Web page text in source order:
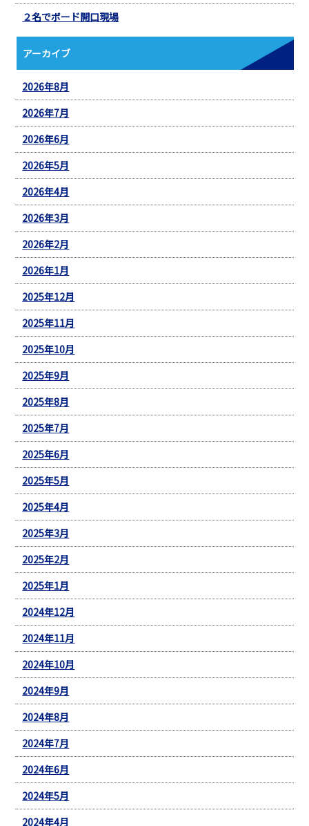
２名でボード開口現場
アーカイブ
2026年8月
2026年7月
2026年6月
2026年5月
2026年4月
2026年3月
2026年2月
2026年1月
2025年12月
2025年11月
2025年10月
2025年9月
2025年8月
2025年7月
2025年6月
2025年5月
2025年4月
2025年3月
2025年2月
2025年1月
2024年12月
2024年11月
2024年10月
2024年9月
2024年8月
2024年7月
2024年6月
2024年5月
2024年4月